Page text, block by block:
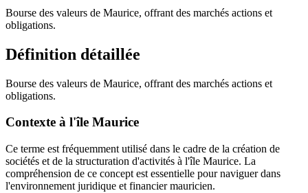
Bourse des valeurs de Maurice, offrant des marchés actions et
obligations.
Définition détaillée
Bourse des valeurs de Maurice, offrant des marchés actions et
obligations.
Contexte à l'île Maurice
Ce terme est fréquemment utilisé dans le cadre de la création de
sociétés et de la structuration d'activités à l'île Maurice. La
compréhension de ce concept est essentielle pour naviguer dans
l'environnement juridique et financier mauricien.